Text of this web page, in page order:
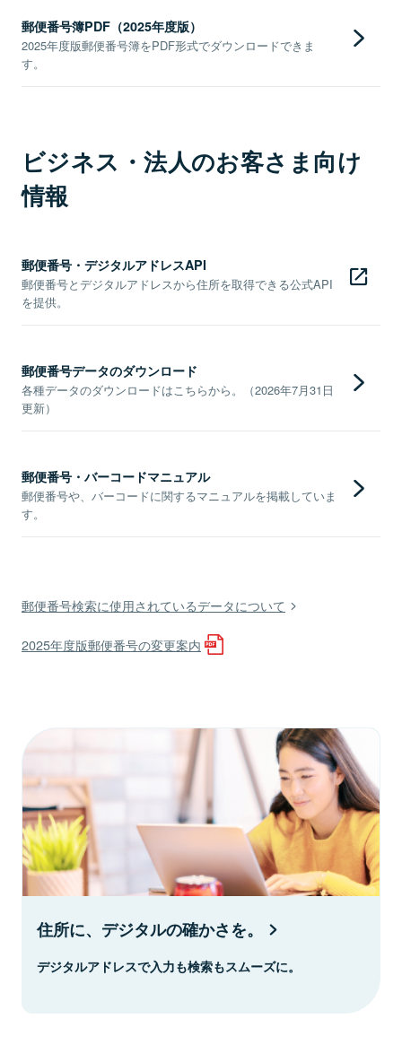
郵便番号簿PDF（2025年度版）
2025年度版郵便番号簿をPDF形式でダウンロードできま
す。
ビジネス・法人のお客さま向け
情報
郵便番号・デジタルアドレスAPI
郵便番号とデジタルアドレスから住所を取得できる公式API
を提供。
郵便番号データのダウンロード
各種データのダウンロードはこちらから。（2026年7月31日
更新）
郵便番号・バーコードマニュアル
郵便番号や、バーコードに関するマニュアルを掲載していま
す。
郵便番号検索に使用されているデータについて
2025年度版郵便番号の変更案内
住所に、デジタルの確かさを。
デジタルアドレスで入力も検索もスムーズに。